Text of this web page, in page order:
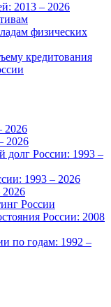
2013 – 2026
физических
кредитования
2026
2026
долг России: 1993 –
1993 – 2026
2026
России
России: 2008
по годам: 1992 –